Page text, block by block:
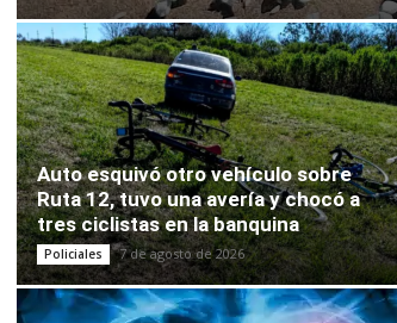
Auto esquivó otro vehículo sobre
Ruta 12, tuvo una avería y chocó a
tres ciclistas en la banquina
Policiales 7 de agosto de 2026